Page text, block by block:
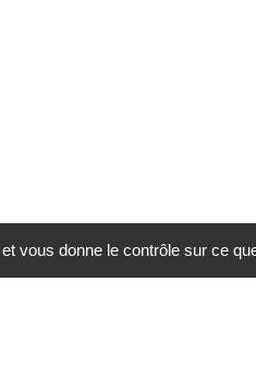
vous donne le contrôle sur ce